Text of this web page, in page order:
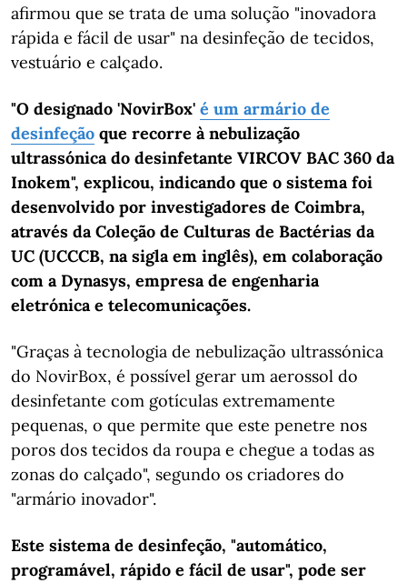
afirmou que se trata de uma solução "inovadora
rápida e fácil de usar" na desinfeção de tecidos,
vestuário e calçado.
"O designado 'NovirBox' é um armário de
desinfeção que recorre à nebulização
ultrassónica do desinfetante VIRCOV BAC 360 da
Inokem", explicou, indicando que o sistema foi
desenvolvido por investigadores de Coimbra,
através da Coleção de Culturas de Bactérias da
UC (UCCCB, na sigla em inglês), em colaboração
com a Dynasys, empresa de engenharia
eletrónica e telecomunicações.
"Graças à tecnologia de nebulização ultrassónica
do NovirBox, é possível gerar um aerossol do
desinfetante com gotículas extremamente
pequenas, o que permite que este penetre nos
poros dos tecidos da roupa e chegue a todas as
zonas do calçado", segundo os criadores do
"armário inovador".
Este sistema de desinfeção, "automático,
programável, rápido e fácil de usar", pode ser